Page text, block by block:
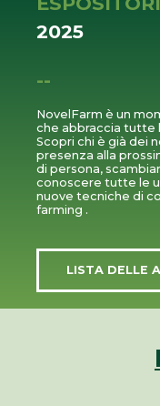
2025
--
NovelFarm è un
che abbraccia tutte
Scopri chi è già dei
presenza alla
di persona,
conoscere tutte le
nuove tecniche di
farming .
LISTA DELLE